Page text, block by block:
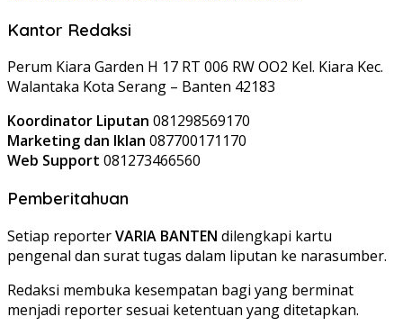
Kantor Redaksi
Perum Kiara Garden H 17 RT 006 RW OO2 Kel. Kiara Kec.
Walantaka Kota Serang – Banten 42183
Koordinator Liputan 081298569170
Marketing dan Iklan 087700171170
Web Support 081273466560
Pemberitahuan
Setiap reporterVARIA BANTEN dilengkapi kartu
pengenal dan surat tugas dalam liputan ke narasumber.
Redaksi membuka kesempatan bagi yang berminat
menjadi reporter sesuai ketentuan yang ditetapkan.